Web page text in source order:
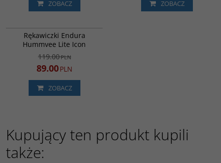
ZOBACZ ZOBACZ
Rękawiczki Endura
Hummvee Lite Icon
119.00PLN
89.00PLN
ZOBACZ
Kupujący ten produkt kupili
także: